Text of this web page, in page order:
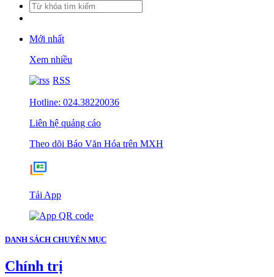
Mới nhất
Xem nhiều
RSS
Hotline: 024.38220036
Liên hệ quảng cáo
Theo dõi Báo Văn Hóa trên MXH
Tải App
DANH SÁCH CHUYÊN MỤC
Chính trị